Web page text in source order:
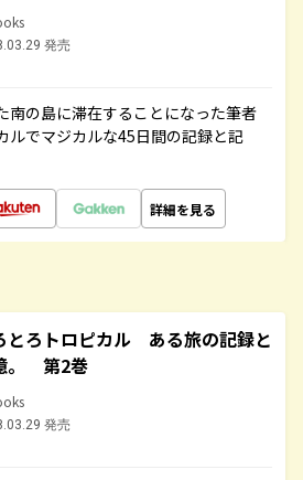
発売
南の島に滞在することになった筆者
ルでマジカルな45日間の記録と記
詳細を見る
とろトロピカル ある旅の記録と
。 第2巻
発売